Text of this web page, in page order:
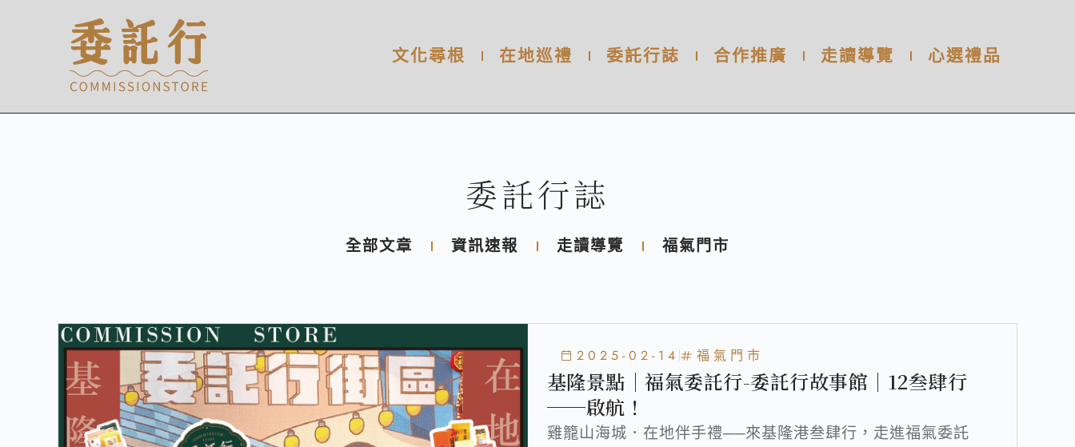
文化尋根 在地巡禮 委託行誌 合作推廣 走讀導覽 心選禮品
委託行誌
全部文章 資訊速報 走讀導覽 福氣門市
2025-02-14 福氣門市
基隆景點｜福氣委託行-委託行故事館｜12叁肆行
──啟航！
雞籠山海城．在地伴手禮──來基隆港叁肆行，走進福氣委託